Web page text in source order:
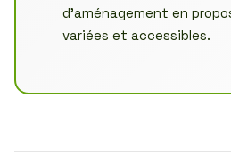
d’aménagement en
variées et accessibles.